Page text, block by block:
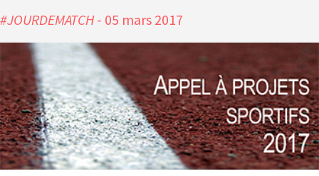
#JOURDEMATCH- 05 mars 2017